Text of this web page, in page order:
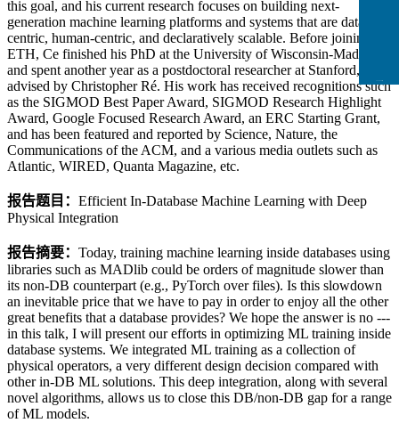
this goal, and his current research focuses on building next-
generation machine learning platforms and systems that are data-
centric, human-centric, and declaratively scalable. Before joining
ETH, Ce finished his PhD at the University of Wisconsin-Madison
and spent another year as a postdoctoral researcher at Stanford, both
advised by Christopher Ré. His work has received recognitions such
as the SIGMOD Best Paper Award, SIGMOD Research Highlight
Award, Google Focused Research Award, an ERC Starting Grant,
and has been featured and reported by Science, Nature, the
Communications of the ACM, and a various media outlets such as
Atlantic, WIRED, Quanta Magazine, etc.
报告题目： Efficient In-Database Machine Learning with Deep
Physical Integration
报告摘要： Today, training machine learning inside databases using
libraries such as MADlib could be orders of magnitude slower than
its non-DB counterpart (e.g., PyTorch over files). Is this slowdown
an inevitable price that we have to pay in order to enjoy all the other
great benefits that a database provides? We hope the answer is no ---
in this talk, I will present our efforts in optimizing ML training inside
database systems. We integrated ML training as a collection of
physical operators, a very different design decision compared with
other in-DB ML solutions. This deep integration, along with several
novel algorithms, allows us to close this DB/non-DB gap for a range
of ML models.